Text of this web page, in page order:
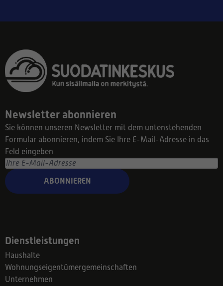
Newsletter abonnieren
Sie können unseren Newsletter mit dem untenstehenden
Formular abonnieren, indem Sie Ihre E-Mail-Adresse in das
Feld eingeben
ABONNIEREN
Dienstleistungen
Haushalte
Wohnungseigentümergemeinschaften
Unternehmen